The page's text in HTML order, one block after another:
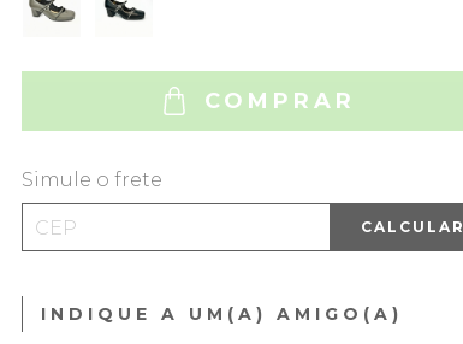
COMPRAR
Simule o frete
CALCULAR
INDIQUE A UM(A) AMIGO(A)